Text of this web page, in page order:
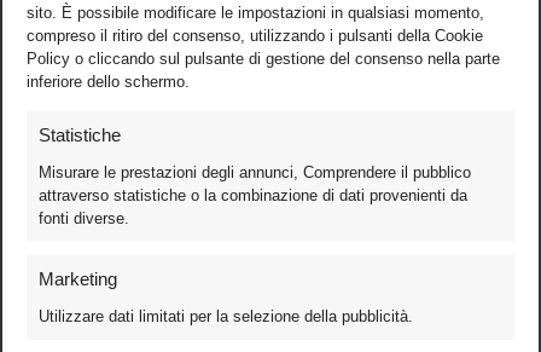
sito. È possibile modificare le impostazioni in qualsiasi momento,
compreso il ritiro del consenso, utilizzando i pulsanti della Cookie
Policy o cliccando sul pulsante di gestione del consenso nella parte
inferiore dello schermo.
Statistiche
Misurare le prestazioni degli annunci, Comprendere il pubblico
attraverso statistiche o la combinazione di dati provenienti da
fonti diverse.
Marketing
Utilizzare dati limitati per la selezione della pubblicità.